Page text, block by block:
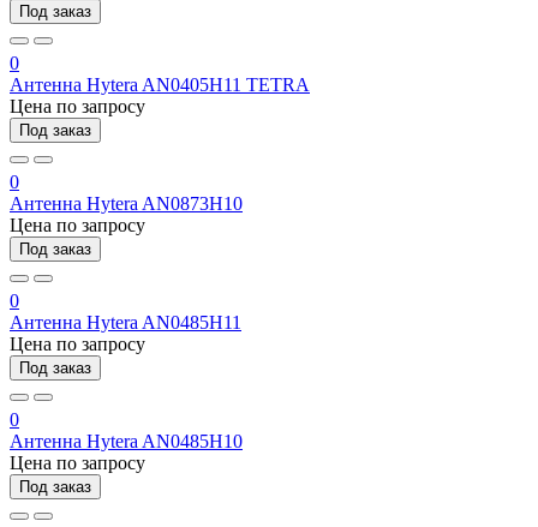
Под заказ
0
Антенна Hytera AN0405H11 TETRA
Цена по запросу
Под заказ
0
Антенна Hytera AN0873H10
Цена по запросу
Под заказ
0
Антенна Hytera AN0485H11
Цена по запросу
Под заказ
0
Антенна Hytera AN0485H10
Цена по запросу
Под заказ